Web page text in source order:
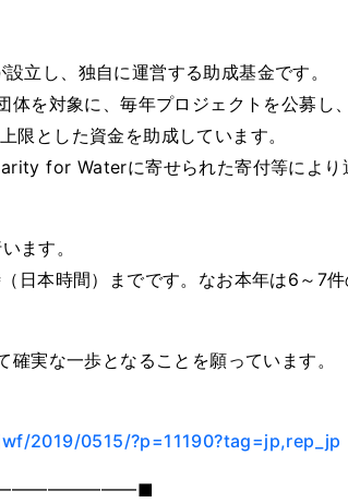
立し、独自に運営する助成基金です。
を対象に、毎年プロジェクトを公募し、
限とした資金を助成しています。
for Waterに寄せられた寄付等により
ます。
日本時間）までです。なお本年は6～7件
実な一歩となることを願っています。
2019/0515/?p=11190?tag=jp,rep_jp